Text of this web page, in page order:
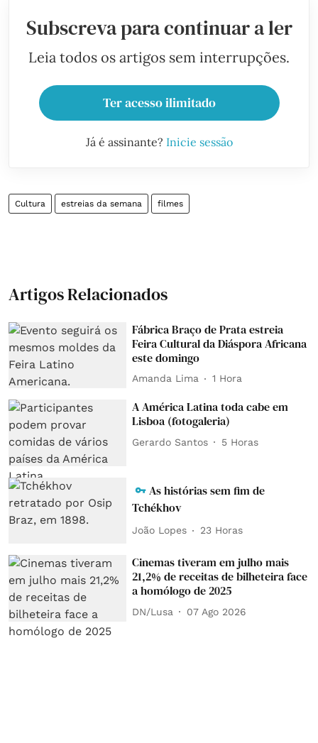
Subscreva para continuar a ler
Leia todos os artigos sem interrupções.
Ter acesso ilimitado
Já é assinante? Inicie sessão
Cultura estreias da semana filmes
Artigos Relacionados
Fábrica Braço de Prata estreia
Feira Cultural da Diáspora Africana
este domingo
Amanda Lima 1 Hora
A América Latina toda cabe em
Lisboa (fotogaleria)
Gerardo Santos 5 Horas
As histórias sem fim de
Tchékhov
João Lopes 23 Horas
Cinemas tiveram em julho mais
21,2% de receitas de bilheteira face
a homólogo de 2025
DN/Lusa 07 Ago 2026